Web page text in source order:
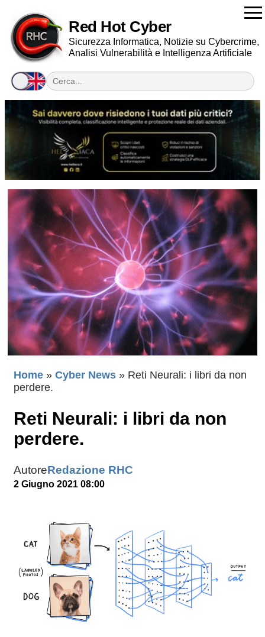
Red Hot Cyber
Sicurezza Informatica, Notizie su Cybercrime,
Analisi Vulnerabilità e Intelligenza Artificiale
Home » Cyber News » Reti Neurali: i libri da non
perdere.
Reti Neurali: i libri da non
perdere.
AutoreRedazione RHC
2 Giugno 2021 08:00